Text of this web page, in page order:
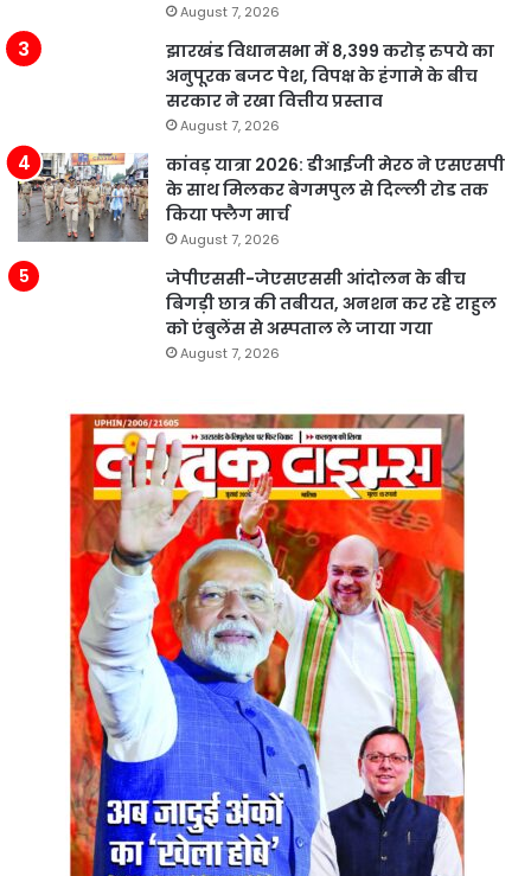
August 7, 2026
झारखंड विधानसभा में 8,399 करोड़ रुपये का
अनुपूरक बजट पेश, विपक्ष के हंगामे के बीच
सरकार ने रखा वित्तीय प्रस्ताव
August 7, 2026
कांवड़ यात्रा 2026: डीआईजी मेरठ ने एसएसपी
के साथ मिलकर बेगमपुल से दिल्ली रोड तक
किया फ्लैग मार्च
August 7, 2026
जेपीएससी-जेएसएससी आंदोलन के बीच
बिगड़ी छात्र की तबीयत, अनशन कर रहे राहुल
को एंबुलेंस से अस्पताल ले जाया गया
August 7, 2026